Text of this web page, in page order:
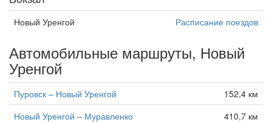
Новый Уренгой Расписание поездов
Автомобильные маршруты, Новый
Уренгой
Пуровск – Новый Уренгой
152,4 км
Новый Уренгой – Муравленко
410,7 км